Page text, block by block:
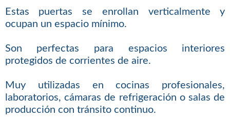
Estas puertas se enrollan verticalmente y
ocupan un espacio mínimo.
Son perfectas para espacios interiores
protegidos de corrientes de aire.
Muy utilizadas en cocinas profesionales,
laboratorios, cámaras de refrigeración o salas de
producción con tránsito continuo.